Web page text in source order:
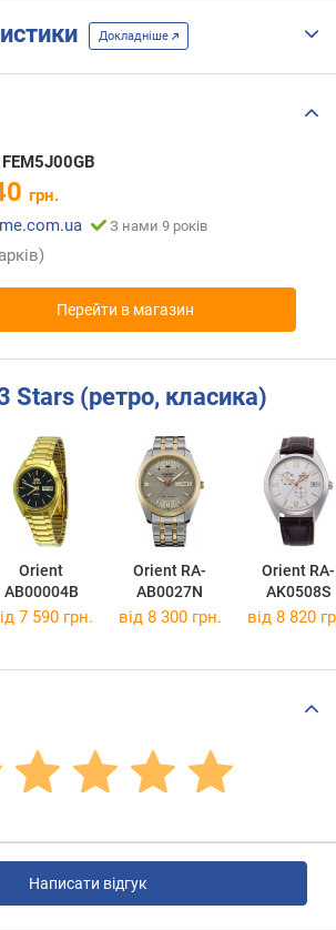
Докладніше
грн.
З нами 9 років
Перейти в магазин
Stars (ретро, класика)
Orient
AB00004B
Orient RA-
AB0027N
Orient RA-
AK0508S
7 590 грн. від 8 300 грн. від 8 820
Написати відгук